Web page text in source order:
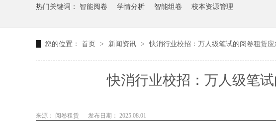
热门关键词： 智能阅卷 学情分析 智能组卷 校本资源管理
您的位置： 首页 > 新闻资讯 > 快消行业校招：万人级笔试的阅卷租赁应
快消行业校招：万人级笔
来源： 阅卷租赁 发布日期： 2025.08.01